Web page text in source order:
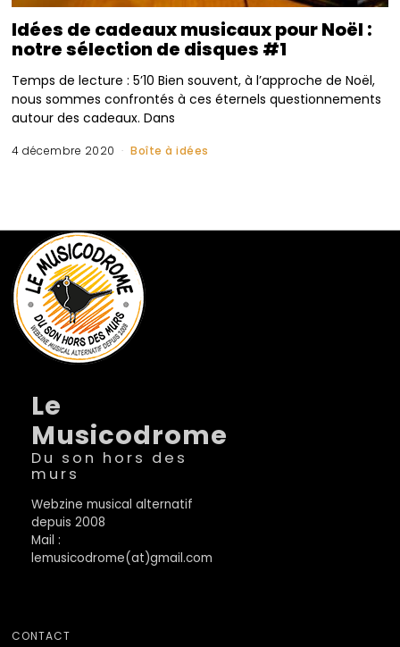
Idées de cadeaux musicaux pour Noël :
notre sélection de disques #1
Temps de lecture : 5’10 Bien souvent, à l’approche de Noël,
nous sommes confrontés à ces éternels questionnements
autour des cadeaux. Dans
4 décembre 2020 Boîte à idées
Le
Musicodrome
Du son hors des
murs
Webzine musical alternatif
depuis 2008
Mail :
lemusicodrome(at)gmail.com
CONTACT